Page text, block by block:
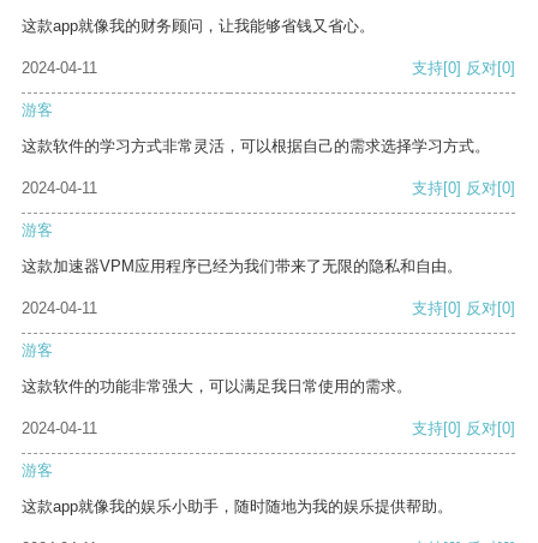
这款app就像我的财务顾问，让我能够省钱又省心。
2024-04-11 支持[0] 反对[0]
游客
这款软件的学习方式非常灵活，可以根据自己的需求选择学习方式。
2024-04-11 支持[0] 反对[0]
游客
这款加速器VPM应用程序已经为我们带来了无限的隐私和自由。
2024-04-11 支持[0] 反对[0]
游客
这款软件的功能非常强大，可以满足我日常使用的需求。
2024-04-11 支持[0] 反对[0]
游客
这款app就像我的娱乐小助手，随时随地为我的娱乐提供帮助。